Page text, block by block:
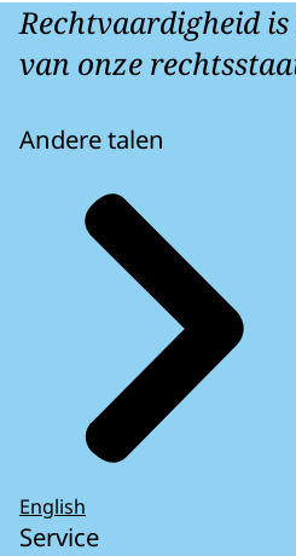
Rechtvaardigheid
van onze
Andere talen
English
Service